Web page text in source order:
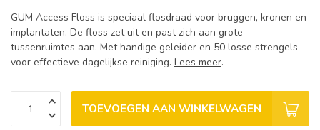
GUM Access Floss is speciaal flosdraad voor bruggen, kronen en
implantaten. De floss zet uit en past zich aan grote
tussenruimtes aan. Met handige geleider en 50 losse strengels
voor effectieve dagelijkse reiniging. Lees meer.
TOEVOEGEN AAN WINKELWAGEN